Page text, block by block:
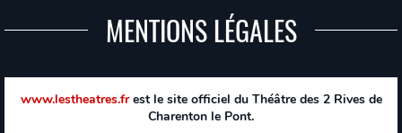
MENTIONS LÉGALES
www.lestheatres.frest le site officiel du Théâtre des 2 Rives de
Charenton le Pont.